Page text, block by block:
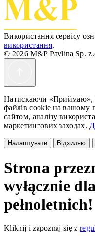
Використання сервісу
використання.
© 2026 M&P Pavlina Sp.
Натискаючи «Приймаю»,
файлів cookie на вашому
сайтом, аналізу
маркетингових заходах.
Налаштувати Відхиляю
Strona
wyłącznie
pełnoletnich!
Kliknij i zapoznaj się z